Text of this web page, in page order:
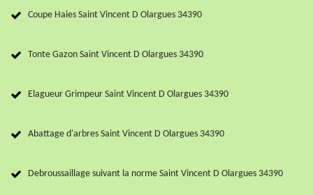
Coupe Haies Saint Vincent D Olargues 34390
Tonte Gazon Saint Vincent D Olargues 34390
Elagueur Grimpeur Saint Vincent D Olargues 34390
Abattage d'arbres Saint Vincent D Olargues 34390
Debroussaillage suivant la norme Saint Vincent D Olargues 34390